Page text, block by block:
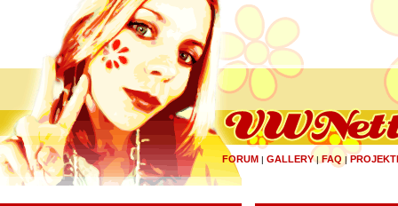
FORUM | GALLERY|FAQ |